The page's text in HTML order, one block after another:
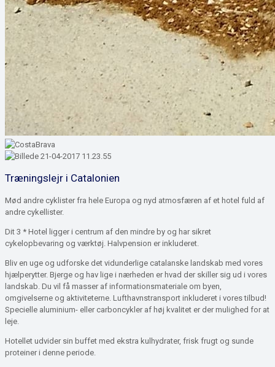
Træningslejr i Catalonien
Mød andre cyklister fra hele Europa og nyd atmosfæren af ​​et hotel fuld af
andre cykellister.
Dit 3 * Hotel ligger i centrum af den mindre by og har sikret
cykelopbevaring og værktøj. Halvpension er inkluderet.
Bliv en uge og udforske det vidunderlige catalanske landskab med vores
hjælperytter. Bjerge og hav lige i nærheden er hvad der skiller sig ud i vores
landskab. Du vil få masser af informationsmateriale om byen,
omgivelserne og aktiviteterne. Lufthavnstransport inkluderet i vores tilbud!
Specielle aluminium- eller carboncykler af høj kvalitet er der mulighed for at
leje.
Hotellet udvider sin buffet med ekstra kulhydrater, frisk frugt og sunde
proteiner i denne periode.